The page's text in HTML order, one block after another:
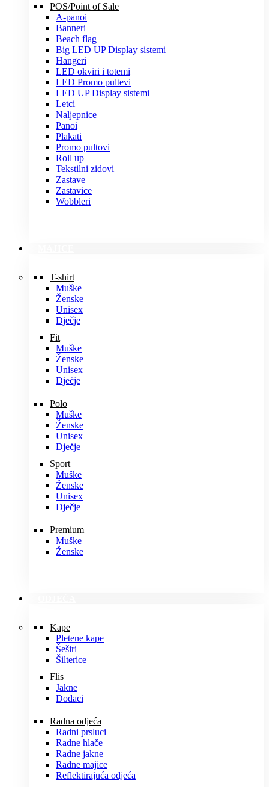
POS/Point of Sale
A-panoi
Banneri
Beach flag
Big LED UP Display sistemi
Hangeri
LED okviri i totemi
LED Promo pultevi
LED UP Display sistemi
Letci
Naljepnice
Panoi
Plakati
Promo pultovi
Roll up
Tekstilni zidovi
Zastave
Zastavice
Wobbleri
T-shirt
Muške
Ženske
Unisex
Dječje
Fit
Muške
Ženske
Unisex
Dječje
Polo
Muške
Ženske
Unisex
Dječje
Sport
Muške
Ženske
Unisex
Dječje
Premium
Muške
Ženske
Kape
Pletene kape
Šeširi
Šilterice
Flis
Jakne
Dodaci
Radna odjeća
Radni prsluci
Radne hlače
Radne jakne
Radne majice
Reflektirajuća odjeća